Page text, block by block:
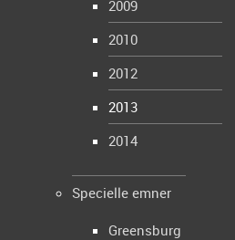
2009
2010
2012
2013
2014
Specielle emner
Greensburg